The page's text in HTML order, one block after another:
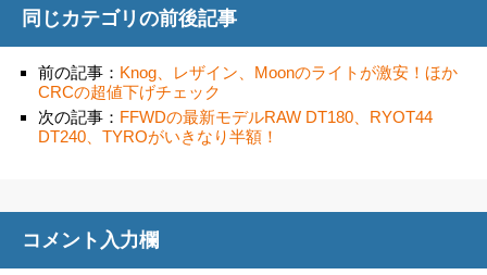
同じカテゴリの前後記事
前の記事： Knog、レザイン、Moonのライトが激安！ほか
CRCの超値下げチェック
次の記事： FFWDの最新モデルRAW DT180、RYOT44
DT240、TYROがいきなり半額！
コメント入力欄